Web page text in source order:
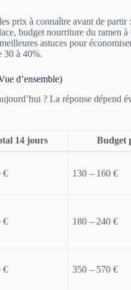
prix à connaître avant de partir
budget nourriture du ramen
astuces pour
30 à 40%.
d’ensemble)
? La réponse dépend
14 jours Budget
€ 130 – 160 €
€ 180 – 240 €
€ 350 – 570 €